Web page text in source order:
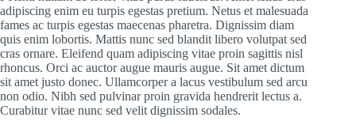
adipiscing enim eu turpis egestas pretium. Netus et malesuada
fames ac turpis egestas maecenas pharetra. Dignissim diam
quis enim lobortis. Mattis nunc sed blandit libero volutpat sed
cras ornare. Eleifend quam adipiscing vitae proin sagittis nisl
rhoncus. Orci ac auctor augue mauris augue. Sit amet dictum
sit amet justo donec. Ullamcorper a lacus vestibulum sed arcu
non odio. Nibh sed pulvinar proin gravida hendrerit lectus a.
Curabitur vitae nunc sed velit dignissim sodales.